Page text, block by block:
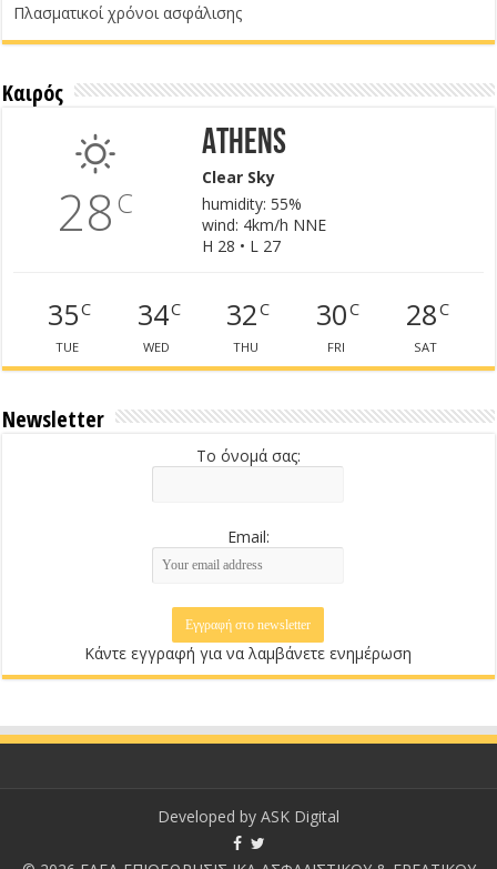
Πλασματικοί χρόνοι ασφάλισης
Καιρός
28C
Athens
Clear Sky
humidity: 55%
wind: 4km/h NNE
H 28 • L 27
35C
TUE
34C
WED
32C
THU
30C
FRI
28C
SAT
Newsletter
Το όνομά σας:
Email:
Κάντε εγγραφή για να λαμβάνετε ενημέρωση
Developed by ASK Digital